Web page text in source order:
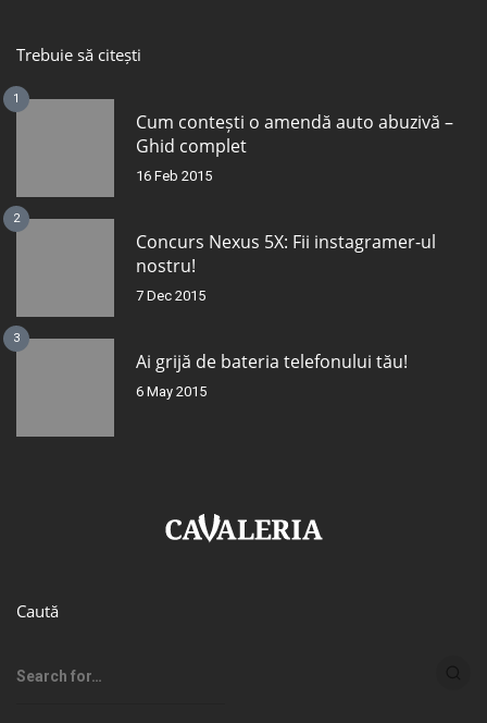
Trebuie să citești
1
Cum contești o amendă auto abuzivă –
Ghid complet
16 Feb 2015
2
Concurs Nexus 5X: Fii instagramer-ul
nostru!
7 Dec 2015
3
Ai grijă de bateria telefonului tău!
6 May 2015
Caută